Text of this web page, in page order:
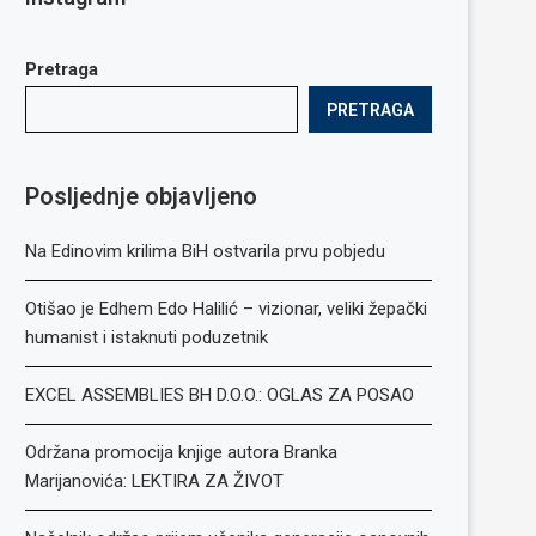
Pretraga
PRETRAGA
Posljednje objavljeno
Na Edinovim krilima BiH ostvarila prvu pobjedu
Otišao je Edhem Edo Halilić – vizionar, veliki žepački
humanist i istaknuti poduzetnik
EXCEL ASSEMBLIES BH D.O.O.: OGLAS ZA POSAO
Održana promocija knjige autora Branka
Marijanovića: LEKTIRA ZA ŽIVOT